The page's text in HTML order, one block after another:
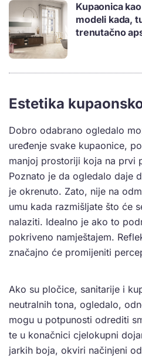
Kupaonica
modeli kada,
trenutačno
Estetika
Dobro odabrano ogledalo
uređenje svake kupaonice,
manjoj prostoriji koja na prvi
Poznato je da ogledalo daje
je okrenuto. Zato, nije na
umu kada razmišljate što će
nalaziti. Idealno je ako to
pokriveno namještajem.
značajno će promijeniti
Ako su pločice, sanitarije i
neutralnih tona, ogledalo,
mogu u potpunosti odrediti
te u konačnici cjelokupni
jarkih boja, okviri načinjeni